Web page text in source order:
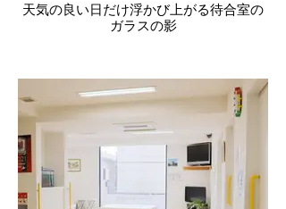
天気の良い日だけ浮かび上がる待合室の
ガラスの影